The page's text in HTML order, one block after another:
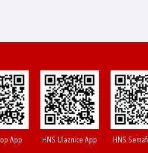
App HNS Ulaznice App HNS